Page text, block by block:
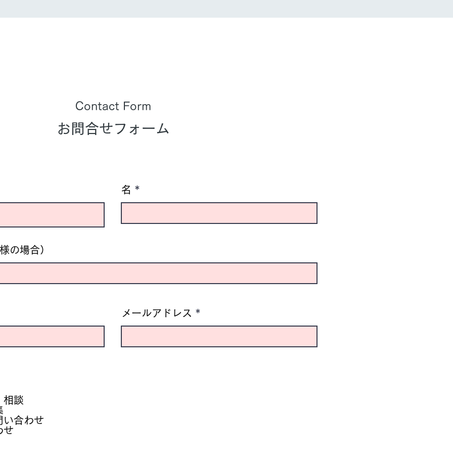
Contact Form
お問合せフォーム
名
の場合）
メールアドレス
相談
い合わせ
せ